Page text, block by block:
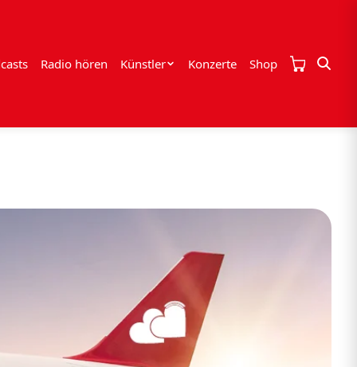
Radio hören Künstler Konzerte Shop